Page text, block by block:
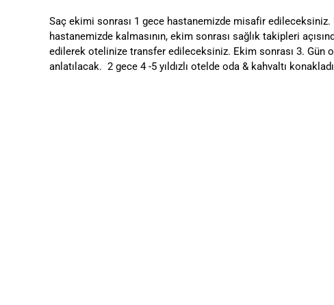
Saç ekimi sonrası 1 gece hastanemizde misafir
hastanemizde kalmasının, ekim sonrası sağlık takipleri
edilerek otelinize transfer edileceksiniz. Ekim sonrası 3. Gün
anlatılacak. 2 gece 4 -5 yıldızlı otelde oda & kahvaltı